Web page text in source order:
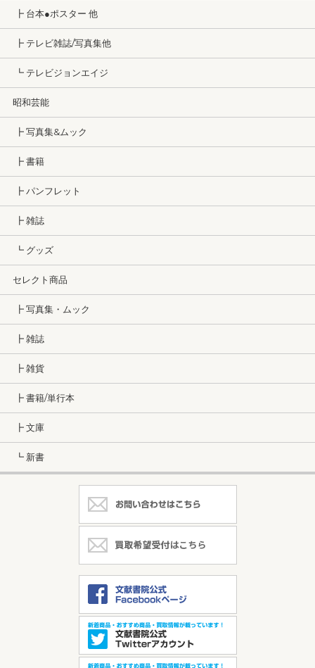
┣ 台本●ポスター 他
┣ テレビ雑誌/写真集他
┗ テレビジョンエイジ
昭和芸能
┣ 写真集&ムック
┣ 書籍
┣ パンフレット
┣ 雑誌
┗ グッズ
セレクト商品
┣ 写真集・ムック
┣ 雑誌
┣ 雑貨
┣ 書籍/単行本
┣ 文庫
┗ 新書